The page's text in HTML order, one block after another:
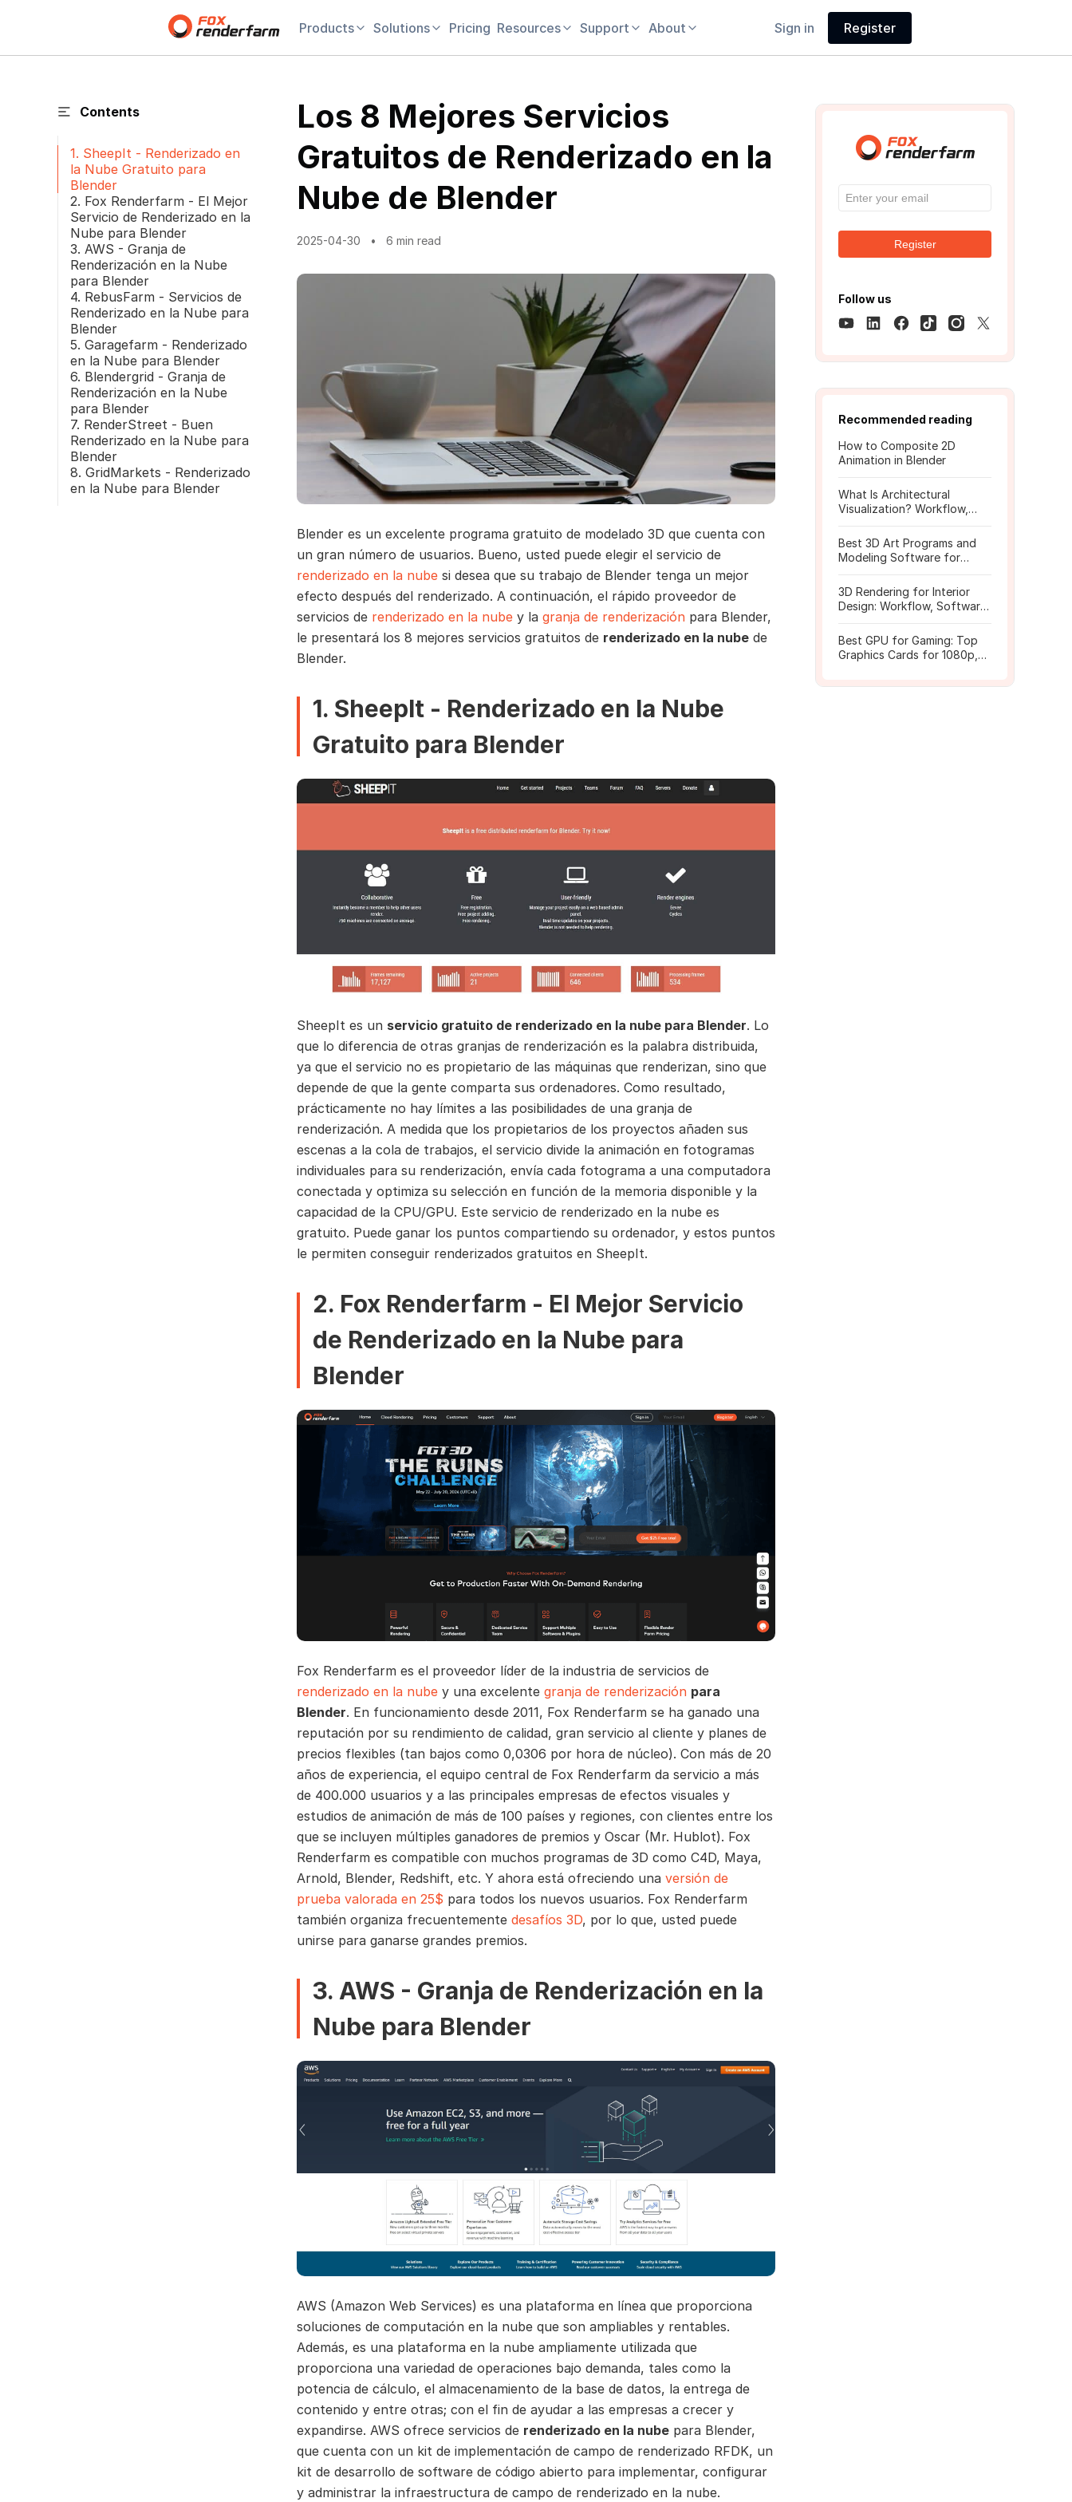
Products Solutions Pricing Resources Support About Sign in Register
Contents
1. SheepIt - Renderizado en
la Nube Gratuito para
Blender
2. Fox Renderfarm - El Mejor
Servicio de Renderizado en la
Nube para Blender
3. AWS - Granja de
Renderización en la Nube
para Blender
4. RebusFarm - Servicios de
Renderizado en la Nube para
Blender
5. Garagefarm - Renderizado
en la Nube para Blender
6. Blendergrid - Granja de
Renderización en la Nube
para Blender
7. RenderStreet - Buen
Renderizado en la Nube para
Blender
8. GridMarkets - Renderizado
en la Nube para Blender
Los 8 Mejores Servicios
Gratuitos de Renderizado en la
Nube de Blender
2025-04-30 6 min read
Blender es un excelente programa gratuito de modelado 3D que cuenta con
un gran número de usuarios. Bueno, usted puede elegir el servicio de
renderizado en la nube si desea que su trabajo de Blender tenga un mejor
efecto después del renderizado. A continuación, el rápido proveedor de
servicios de renderizado en la nube y la granja de renderización para Blender,
le presentará los 8 mejores servicios gratuitos de renderizado en la nube de
Blender.
1. SheepIt - Renderizado en la Nube
Gratuito para Blender
SheepIt es un servicio gratuito de renderizado en la nube para Blender. Lo
que lo diferencia de otras granjas de renderización es la palabra distribuida,
ya que el servicio no es propietario de las máquinas que renderizan, sino que
depende de que la gente comparta sus ordenadores. Como resultado,
prácticamente no hay límites a las posibilidades de una granja de
renderización. A medida que los propietarios de los proyectos añaden sus
escenas a la cola de trabajos, el servicio divide la animación en fotogramas
individuales para su renderización, envía cada fotograma a una computadora
conectada y optimiza su selección en función de la memoria disponible y la
capacidad de la CPU/GPU. Este servicio de renderizado en la nube es
gratuito. Puede ganar los puntos compartiendo su ordenador, y estos puntos
le permiten conseguir renderizados gratuitos en SheepIt.
2. Fox Renderfarm - El Mejor Servicio
de Renderizado en la Nube para
Blender
Fox Renderfarm es el proveedor líder de la industria de servicios de
renderizado en la nube y una excelente granja de renderización para
Blender. En funcionamiento desde 2011, Fox Renderfarm se ha ganado una
reputación por su rendimiento de calidad, gran servicio al cliente y planes de
precios flexibles (tan bajos como 0,0306 por hora de núcleo). Con más de 20
años de experiencia, el equipo central de Fox Renderfarm da servicio a más
de 400.000 usuarios y a las principales empresas de efectos visuales y
estudios de animación de más de 100 países y regiones, con clientes entre los
que se incluyen múltiples ganadores de premios y Oscar (Mr. Hublot). Fox
Renderfarm es compatible con muchos programas de 3D como C4D, Maya,
Arnold, Blender, Redshift, etc. Y ahora está ofreciendo una versión de
prueba valorada en 25$ para todos los nuevos usuarios. Fox Renderfarm
también organiza frecuentemente desafíos 3D, por lo que, usted puede
unirse para ganarse grandes premios.
3. AWS - Granja de Renderización en la
Nube para Blender
AWS (Amazon Web Services) es una plataforma en línea que proporciona
soluciones de computación en la nube que son ampliables y rentables.
Además, es una plataforma en la nube ampliamente utilizada que
proporciona una variedad de operaciones bajo demanda, tales como la
potencia de cálculo, el almacenamiento de la base de datos, la entrega de
contenido y entre otras; con el fin de ayudar a las empresas a crecer y
expandirse. AWS ofrece servicios de renderizado en la nube para Blender,
que cuenta con un kit de implementación de campo de renderizado RFDK, un
kit de desarrollo de software de código abierto para implementar, configurar
y administrar la infraestructura de campo de renderizado en la nube.
Register
Follow us
Recommended reading
How to Composite 2D
Animation in Blender
What Is Architectural
Visualization? Workflow,
Best 3D Art Programs and
Modeling Software for
3D Rendering for Interior
Design: Workflow, Software,
Best GPU for Gaming: Top
Graphics Cards for 1080p,